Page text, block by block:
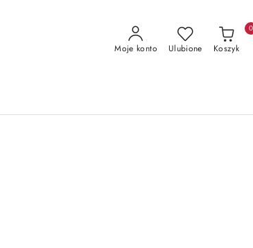
Moje konto Ulubione Koszyk
0